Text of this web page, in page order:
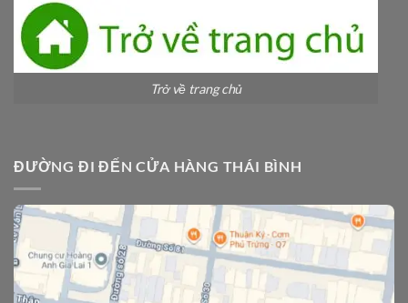
Trở về trang chủ
ĐƯỜNG ĐI ĐẾN CỬA HÀNG THÁI BÌNH